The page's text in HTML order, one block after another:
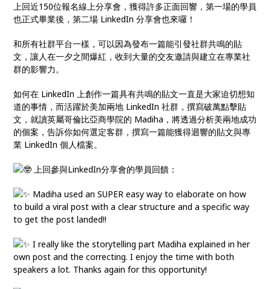
上回近150位報名線上分享會，獲得許多正面回響，第一場的學員
也正式畢業後，第二場 LinkedIn 分享會也來囉！
和所有社群平台一樣，可以因為發布一篇能引發社群共鳴的貼
文，讓人在一夕之間爆紅，收到大量的交友邀請與建立在專業社
群的影響力。
如何在 LinkedIn 上創作一篇具有共鳴的貼文一直是大家迫切想知
道的事情，而活躍於美加兩地 LinkedIn 社群，撰寫破萬點擊貼
文，就讀英屬哥倫比亞商學院的 Madiha，將透過分析美兩地成功
的個案，告訴你如何選定客群，撰寫一篇能獲得迴響的貼文與專
業 LinkedIn 個人檔案。
上回參與LinkedIn分享會的學員回饋：
Madiha used an SUPER easy way to elaborate on how
to build a viral post with a clear structure and a specific way
to get the post landed!!
I really like the storytelling part Madiha explained in her
own post and the correcting. I enjoy the time with both
speakers a lot. Thanks again for this opportunity!